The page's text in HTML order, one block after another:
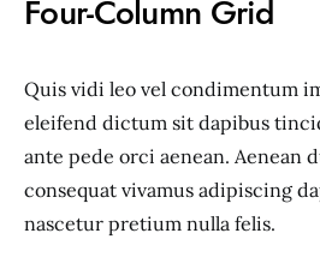
Four-Column Grid
Quis vidi leo vel condimentum
eleifend dictum sit dapibus
ante pede orci aenean. Aenean
consequat vivamus adipiscing
nascetur pretium nulla felis.